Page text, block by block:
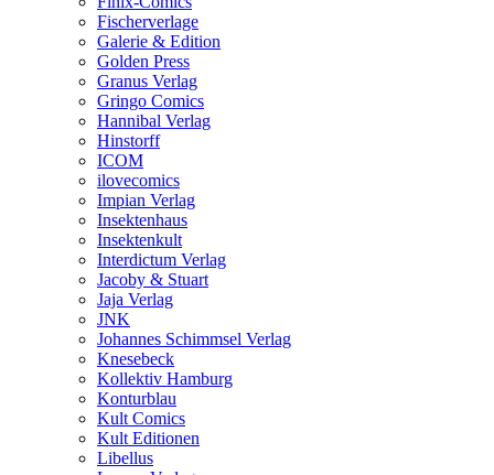
Fischerverlage
Galerie & Edition
Golden Press
Granus Verlag
Gringo Comics
Hannibal Verlag
Hinstorff
ICOM
ilovecomics
Impian Verlag
Insektenhaus
Insektenkult
Interdictum Verlag
Jacoby & Stuart
Jaja Verlag
JNK
Johannes Schimmsel Verlag
Knesebeck
Kollektiv Hamburg
Konturblau
Kult Comics
Kult Editionen
Libellus